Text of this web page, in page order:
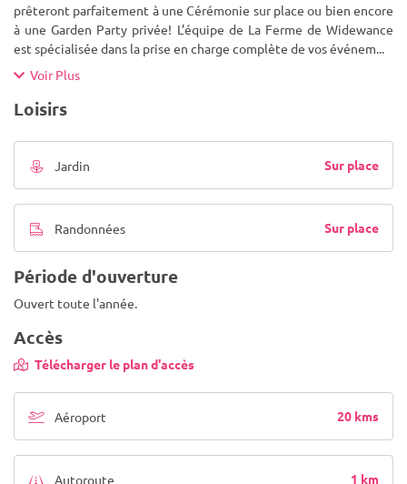
prêteront parfaitement à une Cérémonie sur place ou bien encore
à une Garden Party privée! L’équipe de La Ferme de Widewance
est spécialisée dans la prise en charge complète de vos événem...
Voir Plus
Loisirs
Jardin Sur place
Randonnées Sur place
Période d'ouverture
Ouvert toute l'année.
Accès
Télécharger le plan d'accès
Aéroport 20 kms
Autoroute 1 km